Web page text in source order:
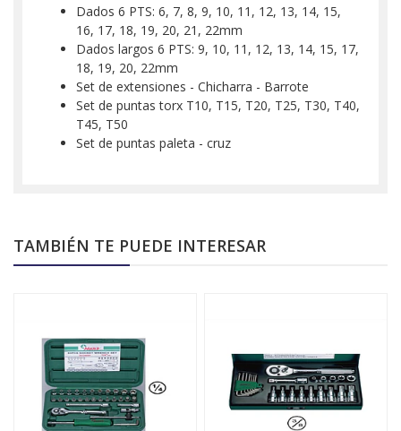
Dados 6 PTS: 6, 7, 8, 9, 10, 11, 12, 13, 14, 15,
16, 17, 18, 19, 20, 21, 22mm
Dados largos 6 PTS: 9, 10, 11, 12, 13, 14, 15, 17,
18, 19, 20, 22mm
Set de extensiones - Chicharra - Barrote
Set de puntas torx T10, T15, T20, T25, T30, T40,
T45, T50
Set de puntas paleta - cruz
TAMBIÉN TE PUEDE INTERESAR